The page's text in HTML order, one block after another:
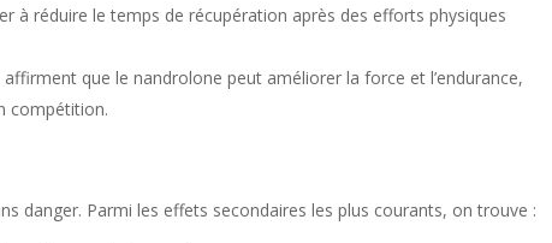
à réduire le temps de récupération après des efforts physiques
affirment que le nandrolone peut améliorer la force et l’endurance,
compétition.
danger. Parmi les effets secondaires les plus courants, on trouve :